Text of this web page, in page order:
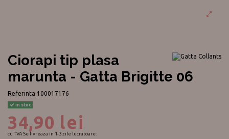
Ciorapi tip plasa
marunta - Gatta Brigitte 06
Referinta 100017176
in stoc
34,90 lei
cu TVASe livreaza in 1-3 zile lucratoare.